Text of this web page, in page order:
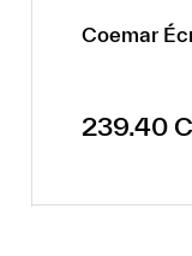
Coemar
Prix
239.40